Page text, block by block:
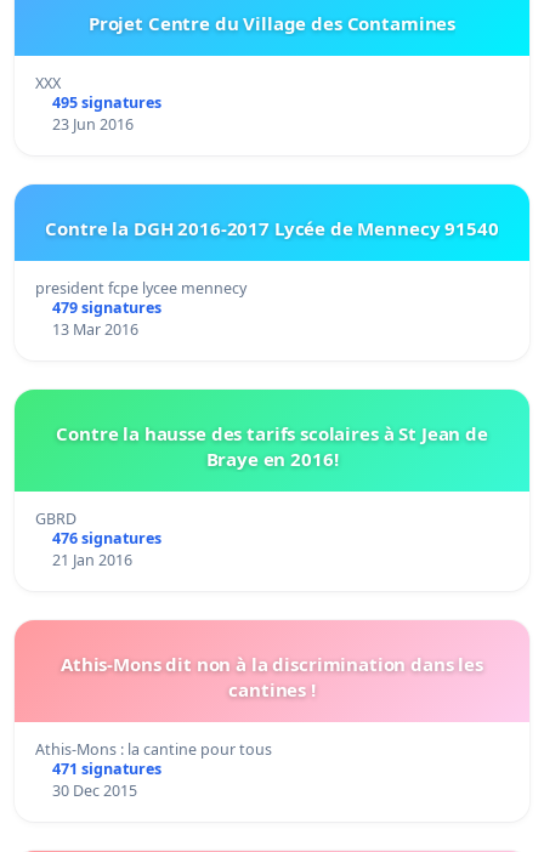
Projet Centre du Village des Contamines
XXX
495 signatures
23 Jun 2016
Contre la DGH 2016-2017 Lycée de Mennecy 91540
president fcpe lycee mennecy
479 signatures
13 Mar 2016
Contre la hausse des tarifs scolaires à St Jean de
Braye en 2016!
GBRD
476 signatures
21 Jan 2016
Athis-Mons dit non à la discrimination dans les
cantines !
Athis-Mons : la cantine pour tous
471 signatures
30 Dec 2015